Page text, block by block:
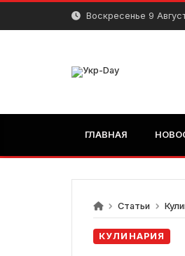
перейти
содержанию
Воскресенье 9
ГЛАВНАЯ
Статьи
КУЛИНАРИЯ